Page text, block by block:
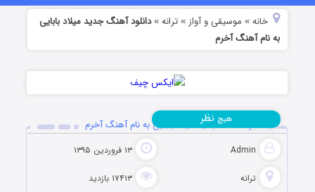
خانه » موسیقی و آواز »ترانه »دانلود آهنگ جدید میلاد بابایی
به نام آهنگ آخرم
دانلود آهنگ جدید میلاد بابایی به نام آهنگ آخرم
Admin ۱۳ فروردین ۱۳۹۵
ترانه ۱۷۴۱۳ بازدید
هیچ نظر